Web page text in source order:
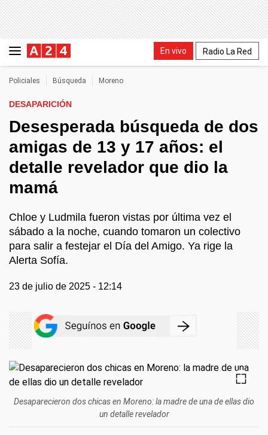
En vivo Radio La Red
Policiales Búsqueda Moreno
DESAPARICIÓN
Desesperada búsqueda de dos
amigas de 13 y 17 años: el
detalle revelador que dio la
mamá
Chloe y Ludmila fueron vistas por última vez el
sábado a la noche, cuando tomaron un colectivo
para salir a festejar el Día del Amigo. Ya rige la
Alerta Sofía.
23 de julio de 2025 - 12:14
Desaparecieron dos chicas en Moreno: la madre de una de ellas dio
un detalle revelador